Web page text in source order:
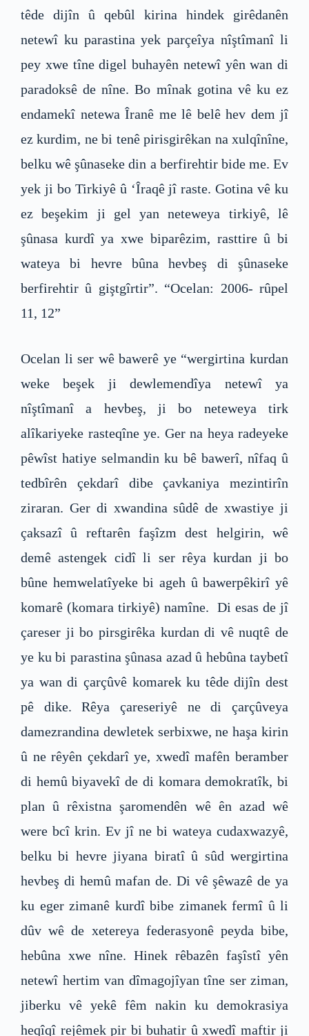
têde dijîn û qebûl kirina hindek girêdanên
netewî ku parastina yek parçeîya nîştîmanî li
pey xwe tîne digel buhayên netewî yên wan di
paradoksê de nîne. Bo mînak gotina vê ku ez
endamekî netewa Îranê me lê belê hev dem jî
ez kurdim, ne bi tenê pirisgirêkan na xulqînîne,
belku wê şûnaseke din a berfirehtir bide me. Ev
yek ji bo Tirkiyê û ‘Îraqê jî raste. Gotina vê ku
ez beşekim ji gel yan neteweya tirkiyê, lê
şûnasa kurdî ya xwe biparêzim, rasttire û bi
wateya bi hevre bûna hevbeş di şûnaseke
berfirehtir û giştgîrtir”. “Ocelan: 2006- rûpel
11, 12”
Ocelan li ser wê bawerê ye “wergirtina kurdan
weke beşek ji dewlemendîya netewî ya
nîştîmanî a hevbeş, ji bo neteweya tirk
alîkariyeke rasteqîne ye. Ger na heya radeyeke
pêwîst hatiye selmandin ku bê bawerî, nîfaq û
tedbîrên çekdarî dibe çavkaniya mezintirîn
ziraran. Ger di xwandina sûdê de xwastiye ji
çaksazî û reftarên faşîzm dest helgirin, wê
demê astengek cidî li ser rêya kurdan ji bo
bûne hemwelatîyeke bi ageh û bawerpêkirî yê
komarê (komara tirkiyê) namîne. Di esas de jî
çareser ji bo pirsgirêka kurdan di vê nuqtê de
ye ku bi parastina şûnasa azad û hebûna taybetî
ya wan di çarçûvê komarek ku têde dijîn dest
pê dike. Rêya çareseriyê ne di çarçûveya
damezrandina dewletek serbixwe, ne haşa kirin
û ne rêyên çekdarî ye, xwedî mafên beramber
di hemû biyavekî de di komara demokratîk, bi
plan û rêxistna şaromendên wê ên azad wê
were bcî krin. Ev jî ne bi wateya cudaxwazyê,
belku bi hevre jiyana biratî û sûd wergirtina
hevbeş di hemû mafan de. Di vê şêwazê de ya
ku eger zimanê kurdî bibe zimanek fermî û li
dûv wê de xetereya federasyonê peyda bibe,
hebûna xwe nîne. Hinek rêbazên faşîstî yên
netewî hertim van dîmagojîyan tîne ser ziman,
jiberku vê yekê fêm nakin ku demokrasiya
heqîqî rejêmek pir bi buhatir û xwedî maftir ji